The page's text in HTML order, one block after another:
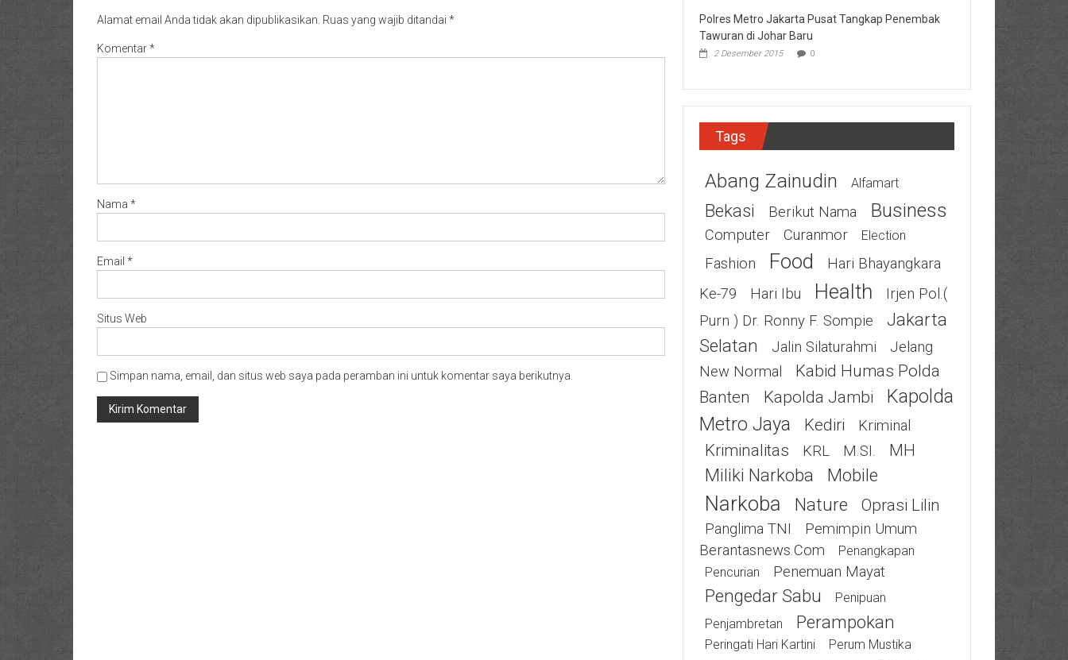
Alamat email Anda tidak akan dipublikasikan. Ruas yang wajib ditandai *
Komentar*
Nama *
Email *
Situs Web
Simpan nama, email, dan situs web saya pada peramban ini untuk komentar saya berikutnya.
Polres Metro Jakarta Pusat Tangkap Penembak
Tawuran di Johar Baru
2 Desember 2015 0
Tags
Abang Zainudin Alfamart
Bekasi Berikut Nama Business
Computer Curanmor Election
Fashion Food
Hari Bhayangkara
Ke-79
Hari Ibu Health
Irjen Pol.(
Purn ) Dr. Ronny F. Sompie
Jakarta
Selatan
Jalin Silaturahmi
Jelang
New Normal
Kabid Humas Polda
Banten
Kapolda Jambi
Kapolda
Metro Jaya
Kediri Kriminal
Kriminalitas KRL M.SI. MH
Miliki Narkoba Mobile
Narkoba Nature Oprasi Lilin
Panglima TNI
Pemimpin Umum
Berantasnews.com
Penangkapan
Pencurian
Penemuan Mayat
Pengedar Sabu
Penipuan
Penjambretan
Perampokan
Peringati Hari Kartini
Perum Mustika